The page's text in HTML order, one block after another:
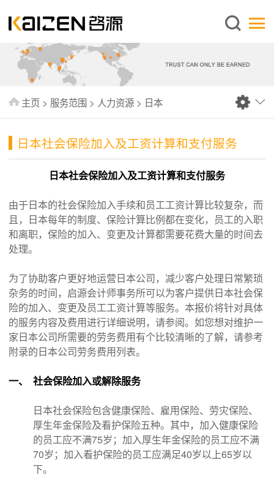
简体中文
关于启源
服务范围
新闻中心
知识库
常见问题
联系我们
主页 > 服务范围 > 人力资源 > 日本
日本社会保险加入及工资计算和支付服务
日本社会保险加入及工资计算和支付服务
由于日本的社会保险加入手续和员工工资计算比较复杂，而
且，日本每年的制度、保险计算比例都在变化，员工的入职
和离职，保险的加入、变更及计算都需要花费大量的时间去
处理。
为了协助客户更好地运营日本公司，减少客户处理日常繁琐
杂务的时间，启源会计师事务所可以为客户提供日本社会保
险的加入、变更及员工工资计算等服务。本报价将针对具体
的服务内容及费用进行详细说明，请参阅。如您想对维护一
家日本公司所需要的劳务费用有个比较清晰的了解，请参考
附录的日本公司劳务费用列表。
一、 社会保险加入或解除服务
日本社会保险包含健康保险、雇用保险、劳灾保险、
厚生年金保险及看护保险五种。其中，加入健康保险
的员工应不满75岁；加入厚生年金保险的员工应不满
70岁；加入看护保险的员工应满足40岁以上65岁以
下。